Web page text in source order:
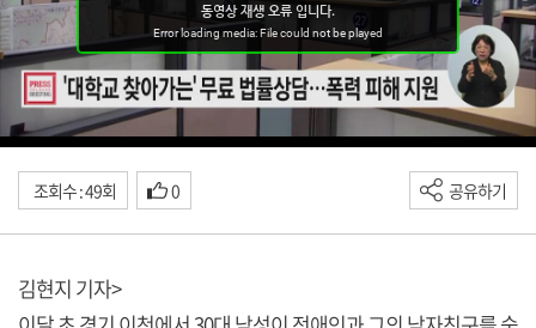
조회수 : 49회 0 공유하기
김현지 기자>